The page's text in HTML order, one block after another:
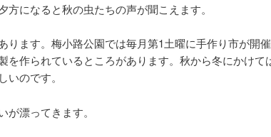
になると秋の虫たちの声が聞こえます。
ります。梅小路公園では毎月第1土曜に手作り市が開
を作られているところがあります。秋から冬にかけて
のです。
漂ってきます。